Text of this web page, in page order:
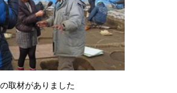
取材がありました